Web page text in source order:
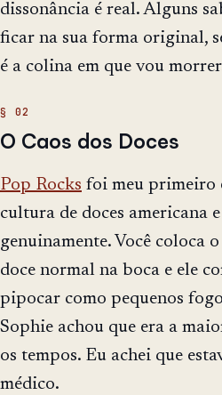
dissonância é real. Alguns
ficar na sua forma original,
é a colina em que vou
O Caos dos Doces
Pop Rocks foi meu primeiro
cultura de doces americana
genuinamente. Você coloca
doce normal na boca e ele
pipocar como pequenos
Sophie achou que era a
os tempos. Eu achei que
médico.